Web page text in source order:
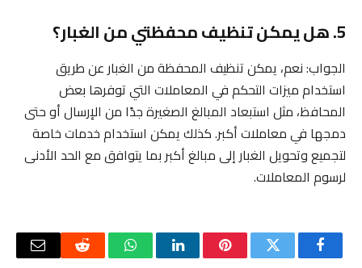
5. هل يمكن تنظيف محفظتي من الغبار؟
الجواب: نعم، يمكن تنظيف المحفظة من الغبار عن طريق
استخدام ميزات التحكم في المعاملات التي توفرها بعض
المحافظ، مثل استبعاد المبالغ الصغيرة جدًا من الإرسال أو حتى
دمجها في معاملات أكبر. كذلك يمكن استخدام خدمات خاصة
لتجميع وتحويل الغبار إلى مبالغ أكبر بما يتوافق مع الحد الأدنى
لرسوم المعاملات.
فيسبوكتويتر بينتيريستلينكدإن واتسابرديت
البريد